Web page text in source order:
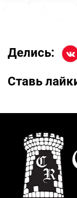
Делись:
Ставь